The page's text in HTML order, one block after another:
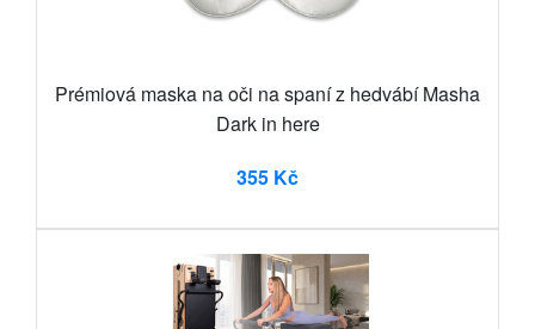
Prémiová maska na oči na spaní z hedvábí Masha
Dark in here
355 Kč